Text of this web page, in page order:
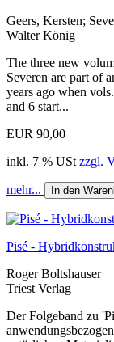
Geers, Kersten;
Walter König
The three new
Severen are part of
years ago when
and 6 start...
EUR 90,00
inkl. 7 % USt zzgl.
mehr... In den
Pisé -
Roger Boltshauser
Triest Verlag
Der Folgeband zu